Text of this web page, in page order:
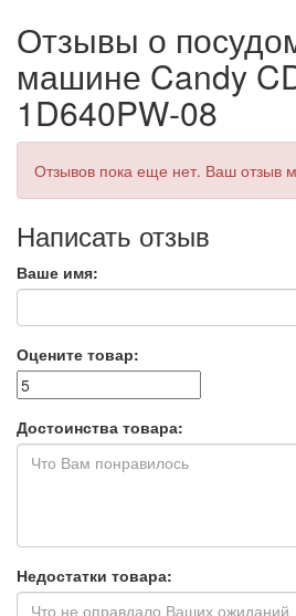
Отзывы о
машине Candy
1D640PW-08
Отзывов пока еще нет. Ваш отзыв
Написать отзыв
Ваше имя:
Оцените товар:
Достоинства товара:
Недостатки товара: